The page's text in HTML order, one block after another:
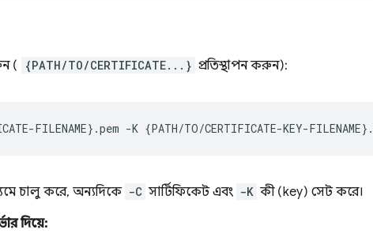
(
{PATH/TO/CERTIFICATE...} প্রতিস্থাপন করুন):
FILENAME} .pem -K {PATH/TO/CERTIFICATE-KEY-FILENAME}
চালু করে, অন্যদিকে -C সার্টিফিকেট এবং -K কী (key) সেট করে।
দিয়ে: